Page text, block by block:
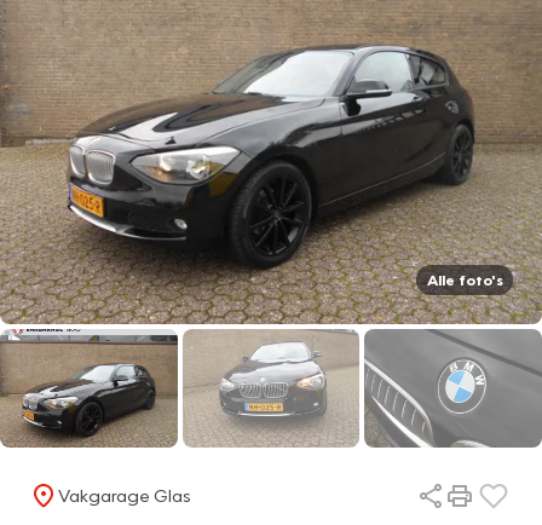
Alle foto's
Vakgarage Glas